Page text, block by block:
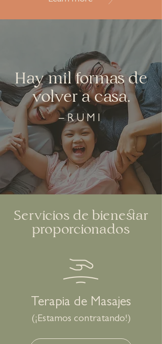
Hay mil formas de
volver a casa.
–RUMI
Servicios de bienestar
proporcionados
Terapia de Masajes
(¡Estamos contratando!)